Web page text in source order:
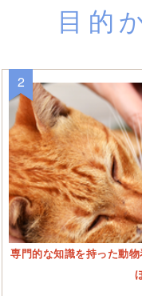
目的
専門的な知識を持った動